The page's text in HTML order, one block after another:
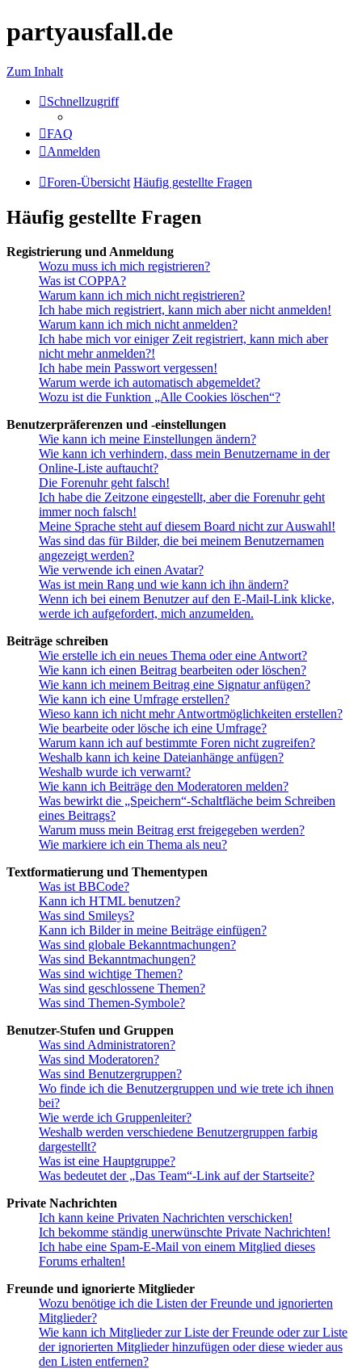
partyausfall.de
Zum Inhalt
Schnellzugriff
FAQ
Anmelden
Foren-Übersicht Häufig gestellte Fragen
Häufig gestellte Fragen
Registrierung und Anmeldung
Wozu muss ich mich registrieren?
Was ist COPPA?
Warum kann ich mich nicht registrieren?
Ich habe mich registriert, kann mich aber nicht anmelden!
Warum kann ich mich nicht anmelden?
Ich habe mich vor einiger Zeit registriert, kann mich aber
nicht mehr anmelden?!
Ich habe mein Passwort vergessen!
Warum werde ich automatisch abgemeldet?
Wozu ist die Funktion „Alle Cookies löschen“?
Benutzerpräferenzen und -einstellungen
Wie kann ich meine Einstellungen ändern?
Wie kann ich verhindern, dass mein Benutzername in der
Online-Liste auftaucht?
Die Forenuhr geht falsch!
Ich habe die Zeitzone eingestellt, aber die Forenuhr geht
immer noch falsch!
Meine Sprache steht auf diesem Board nicht zur Auswahl!
Was sind das für Bilder, die bei meinem Benutzernamen
angezeigt werden?
Wie verwende ich einen Avatar?
Was ist mein Rang und wie kann ich ihn ändern?
Wenn ich bei einem Benutzer auf den E-Mail-Link klicke,
werde ich aufgefordert, mich anzumelden.
Beiträge schreiben
Wie erstelle ich ein neues Thema oder eine Antwort?
Wie kann ich einen Beitrag bearbeiten oder löschen?
Wie kann ich meinem Beitrag eine Signatur anfügen?
Wie kann ich eine Umfrage erstellen?
Wieso kann ich nicht mehr Antwortmöglichkeiten erstellen?
Wie bearbeite oder lösche ich eine Umfrage?
Warum kann ich auf bestimmte Foren nicht zugreifen?
Weshalb kann ich keine Dateianhänge anfügen?
Weshalb wurde ich verwarnt?
Wie kann ich Beiträge den Moderatoren melden?
Was bewirkt die „Speichern“-Schaltfläche beim Schreiben
eines Beitrags?
Warum muss mein Beitrag erst freigegeben werden?
Wie markiere ich ein Thema als neu?
Textformatierung und Thementypen
Was ist BBCode?
Kann ich HTML benutzen?
Was sind Smileys?
Kann ich Bilder in meine Beiträge einfügen?
Was sind globale Bekanntmachungen?
Was sind Bekanntmachungen?
Was sind wichtige Themen?
Was sind geschlossene Themen?
Was sind Themen-Symbole?
Benutzer-Stufen und Gruppen
Was sind Administratoren?
Was sind Moderatoren?
Was sind Benutzergruppen?
Wo finde ich die Benutzergruppen und wie trete ich ihnen
bei?
Wie werde ich Gruppenleiter?
Weshalb werden verschiedene Benutzergruppen farbig
dargestellt?
Was ist eine Hauptgruppe?
Was bedeutet der „Das Team“-Link auf der Startseite?
Private Nachrichten
Ich kann keine Privaten Nachrichten verschicken!
Ich bekomme ständig unerwünschte Private Nachrichten!
Ich habe eine Spam-E-Mail von einem Mitglied dieses
Forums erhalten!
Freunde und ignorierte Mitglieder
Wozu benötige ich die Listen der Freunde und ignorierten
Mitglieder?
Wie kann ich Mitglieder zur Liste der Freunde oder zur Liste
der ignorierten Mitglieder hinzufügen oder diese wieder aus
den Listen entfernen?